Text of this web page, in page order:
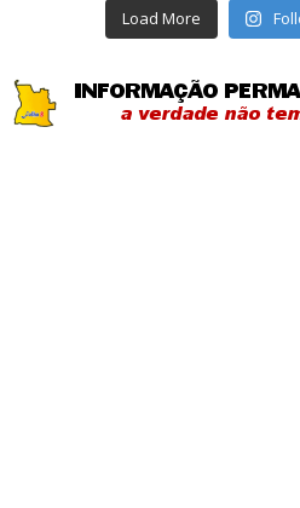
Load More